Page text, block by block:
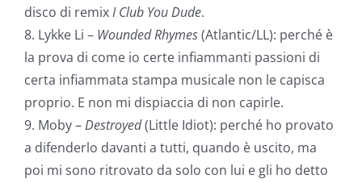
disco di remixI Club You Dude.
8. Lykke Li – Wounded Rhymes(Atlantic/LL): perché è
la prova di come io certe infiammanti passioni di
certa infiammata stampa musicale non le capisca
proprio. E non mi dispiaccia di non capirle.
9. Moby –Destroyed(Little Idiot): perché ho provato
a difenderlo davanti a tutti, quando è uscito, ma
poi mi sono ritrovato da solo con lui e gli ho detto